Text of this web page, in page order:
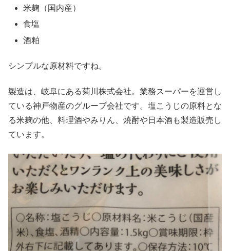
米麹（国内産）
食塩
酒粕
シンプルな原材料ですね。
製造は、岐阜にある菊川株式会社。業務スーパーを運営し
ている神戸物産のグループ会社です。塩こうじの原料とな
る米麹の他、料理酒やみりん、焼酎や日本酒も製造販売し
ています。